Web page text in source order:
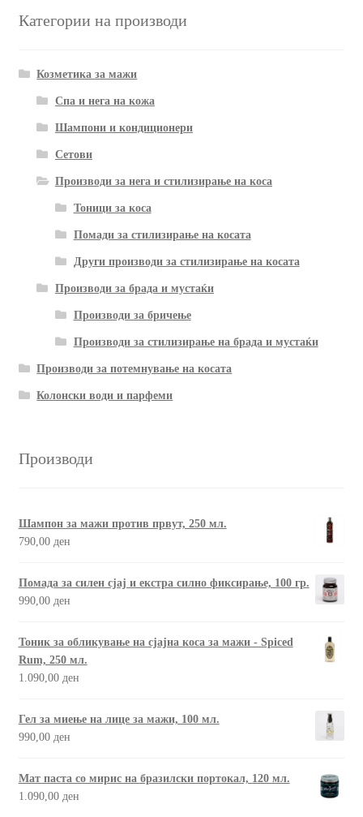
Категории на производи
Козметика за мажи
Спа и нега на кожа
Шампони и кондиционери
Сетови
Производи за нега и стилизирање на коса
Тоници за коса
Помади за стилизирање на косата
Други производи за стилизирање на косата
Производи за брада и мустаќи
Производи за бричење
Производи за стилизирање на брада и мустаќи
Производи за потемнување на косата
Колонски води и парфеми
Производи
Шампон за мажи против првут, 250 мл.
790,00 ден
Помада за силен сјај и екстра силно фиксирање, 100 гр.
990,00 ден
Тоник за обликување на сјајна коса за мажи - Spiced
Rum, 250 мл.
1.090,00 ден
Гел за миење на лице за мажи, 100 мл.
990,00 ден
Мат паста со мирис на бразилски портокал, 120 мл.
1.090,00 ден